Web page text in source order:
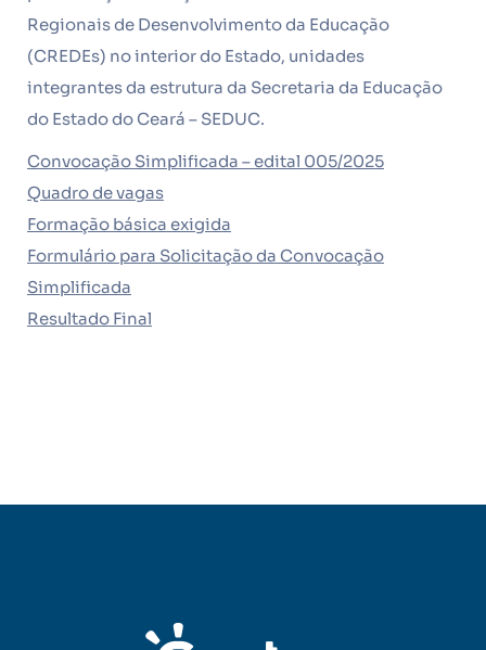
Regionais de Desenvolvimento da Educação
(CREDEs) no interior do Estado, unidades
integrantes da estrutura da Secretaria da Educação
do Estado do Ceará – SEDUC.
Convocação Simplificada – edital 005/2025
Quadro de vagas
Formação básica exigida
Formulário para Solicitação da Convocação
Simplificada
Resultado Final